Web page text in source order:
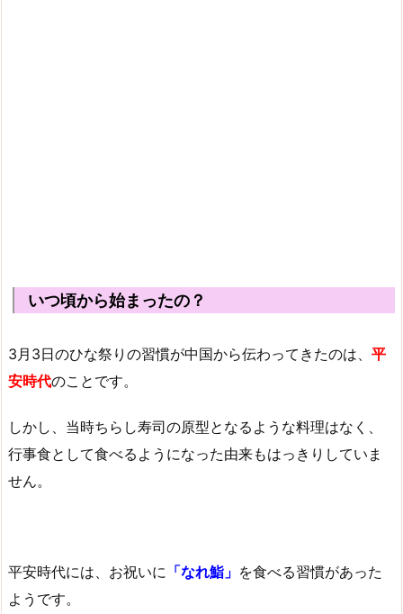
いつ頃から始まったの？
3月3日のひな祭りの習慣が中国から伝わってきたのは、 平
安時代のことです。
しかし、当時ちらし寿司の原型となるような料理はなく、
行事食として食べるようになった由来もはっきりしていま
せん。
平安時代には、お祝いに 「なれ鮨」 を食べる習慣があった
ようです。